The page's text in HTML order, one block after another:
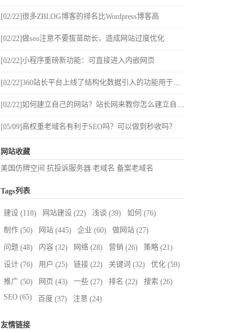
[02/22]很多ZBLOG博客的排名比Wordpress博客高
[02/22]做seo注意不要拔苗助长，造成网站过度优化
[02/22]小程序重磅新功能：可直接进入内嵌网页
[02/22]360站长平台上线了结构化数据引入的功能用于连接优质数据
[02/22]如何建立自己的网站？站长网来教你怎么建立自己的网站
[05/09] 高权重老域名有利于SEO吗？可以做到秒收吗？
网站收藏
美国仿牌空间 抗投诉服务器 老域名 备案老域名
Tags列表
建设 (118) 网站建设 (22) 浅谈 (39) 如何 (76)
制作 (50) 网站 (445) 企业 (60) 做网站 (27)
问题 (48) 内容 (32) 网络 (28) 营销 (26) 策略 (21)
设计 (76) 用户 (25) 链接 (22) 关键词 (32) 优化 (59)
推广 (50) 网页 (43) 一些 (27) 排名 (22) 搜索 (26)
SEO (65) 百度 (37) 注意 (24)
友情链接